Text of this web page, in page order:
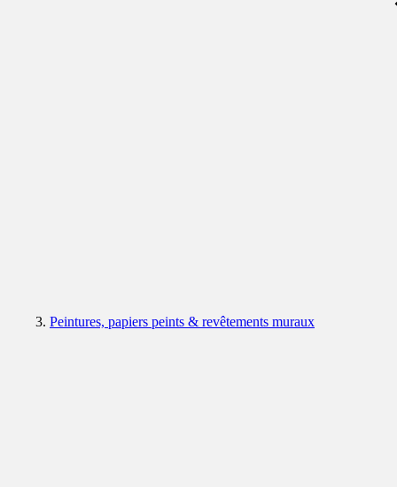
Peintures, papiers peints & revêtements muraux